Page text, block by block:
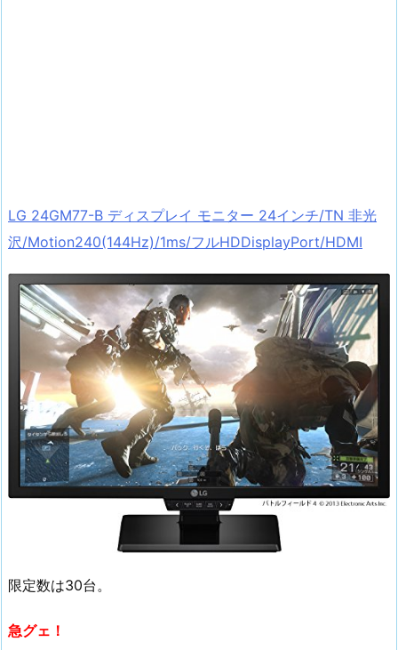
LG 24GM77-B ディスプレイ モニター 24インチ/TN 非光
沢/Motion240(144Hz)/1ms/フルHDDisplayPort/HDMI
限定数は30台。
急グェ！